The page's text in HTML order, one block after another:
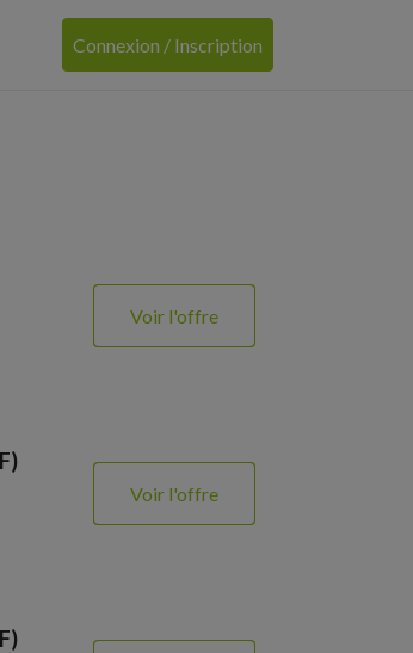
Connexion / Inscription
Voir l'offre
Voir l'offre